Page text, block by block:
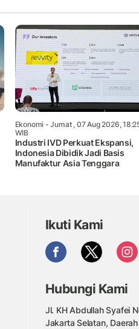
Ekonomi - Jumat , 07 Aug 2026,
WIB
Industri IVD Perkuat Ekspansi,
Indonesia Dibidik Jadi Basis
Manufaktur Asia Tenggara
Ikuti Kami
Hubungi Kami
Jl. KH Abdullah Syafei
Jakarta Selatan,